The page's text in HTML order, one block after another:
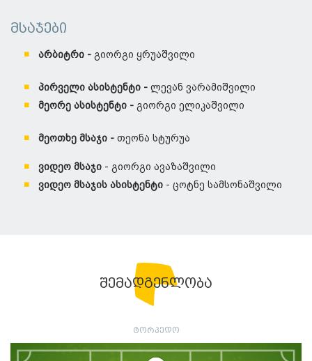
მსაჯები
არბიტრი - გიორგი ყრუაშვილი
პირველი ასისტენტი - ლევან ვარამიშვილი
მეორე ასისტენტი - გიორგი ელიკაშვილი
მეოთხე მსაჯი - თეონა სტურუა
ვიდეო მსაჯი - გიორგი ავაზაშვილი
ვიდეო მსაჯის ასისტენტი - ცოტნე სამსონაშვილი
შემადგენლობა
ტორპედო